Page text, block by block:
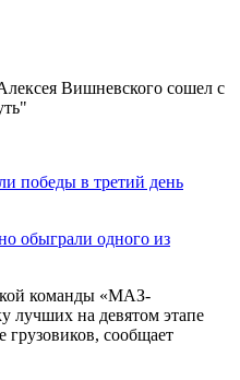
победы в третий день
обыграли одного из
команды «МАЗ-
лучших на девятом этапе
грузовиков, сообщает